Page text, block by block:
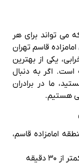
تواند برای هر
قاسم تهران
یکی از بهترین
اگر به دنبال
ما در برادران
هستیم.
امامزاده قاسم،